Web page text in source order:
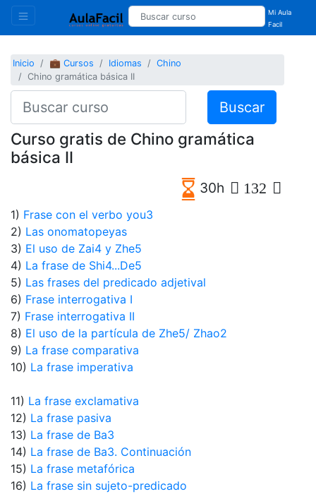
Mi Aula
Facil
Inicio 💼 Cursos Idiomas
Chino
Chino gramática básica II
Buscar
Curso gratis de Chino gramática
básica II
30h 132
1) Frase con el verbo you3
2) Las onomatopeyas
3) El uso de Zai4 y Zhe5
4) La frase de Shi4...De5
5) Las frases del predicado adjetival
6) Frase interrogativa I
7) Frase interrogativa II
8) El uso de la partícula de Zhe5/ Zhao2
9) La frase comparativa
10) La frase imperativa
11) La frase exclamativa
12) La frase pasiva
13) La frase de Ba3
14) La frase de Ba3. Continuación
15) La frase metafórica
16) La frase sin sujeto-predicado